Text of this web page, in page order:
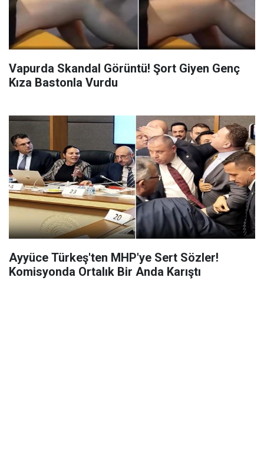
Vapurda Skandal Görüntü! Şort Giyen Genç
Kıza Bastonla Vurdu
Ayyüce Türkeş'ten MHP'ye Sert Sözler!
Komisyonda Ortalık Bir Anda Karıştı